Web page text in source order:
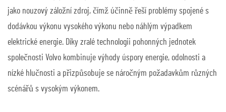
jako nouzový záložní zdroj, čímž účinně řeší problémy spojené s
dodávkou výkonu vysokého výkonu nebo náhlým výpadkem
elektrické energie. Díky zralé technologii pohonných jednotek
společnosti Volvo kombinuje výhody úspory energie, odolnosti a
nízké hlučnosti a přizpůsobuje se náročným požadavkům různých
scénářů s vysokým výkonem.